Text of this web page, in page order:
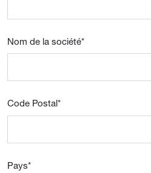
Nom de la société*
Code Postal*
Pays*